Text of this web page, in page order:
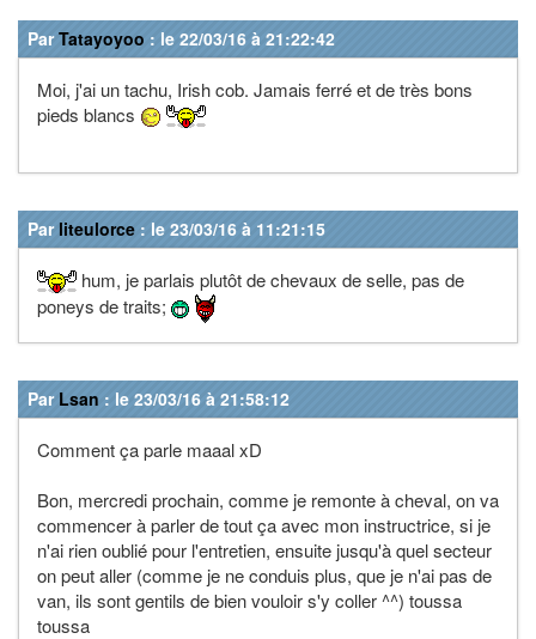
ParTatayoyoo : le 22/03/16 à 21:22:42
Moi, j'ai un tachu, Irish cob. Jamais ferré et de très bons
pieds blancs
Par liteulorce : le 23/03/16 à 11:21:15
hum, je parlais plutôt de chevaux de selle, pas de
poneys de traits;
Par Lsan : le 23/03/16 à 21:58:12
Comment ça parle maaal xD
Bon, mercredi prochain, comme je remonte à cheval, on va
commencer à parler de tout ça avec mon instructrice, si je
n'ai rien oublié pour l'entretien, ensuite jusqu'à quel secteur
on peut aller (comme je ne conduis plus, que je n'ai pas de
van, ils sont gentils de bien vouloir s'y coller ^^) toussa
toussa